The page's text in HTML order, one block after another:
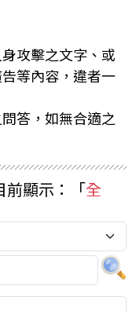
攻擊之文字、或
等內容，違者一
答，如無合適之
前顯示：「 全